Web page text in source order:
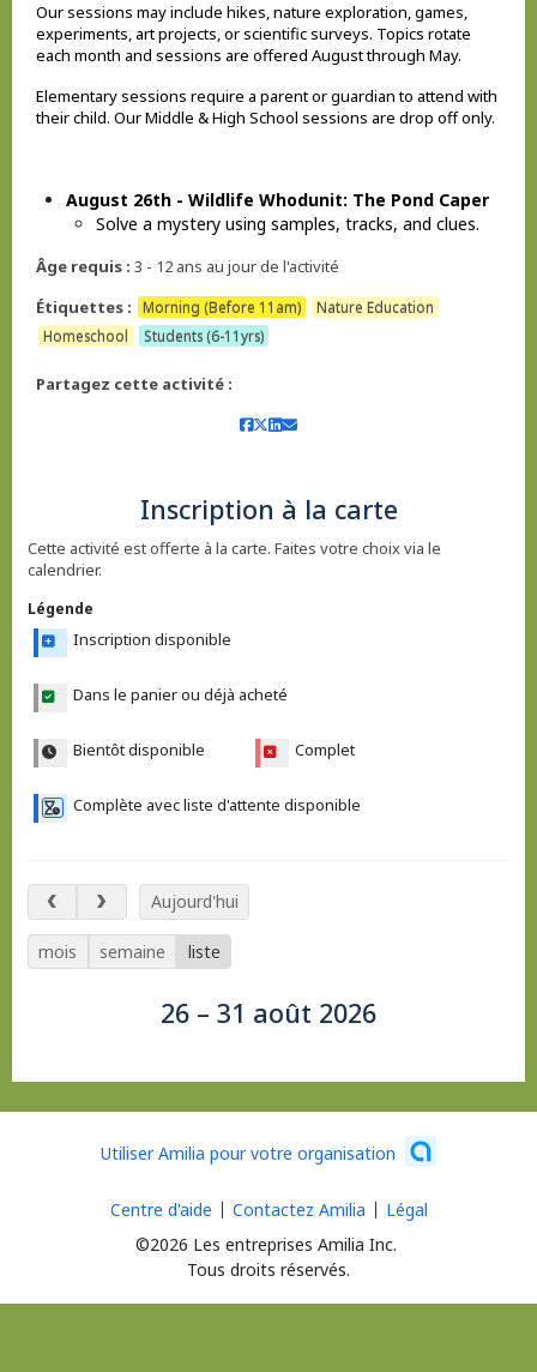
Our sessions may include hikes, nature exploration, games,
experiments, art projects, or scientific surveys. Topics rotate
each month and sessions are offered August through May.
Elementary sessions require a parent or guardian to attend with
their child. Our Middle & High School sessions are drop off only.
August 26th - Wildlife Whodunit: The Pond Caper
Solve a mystery using samples, tracks, and clues.
Âge requis : 3 - 12 ans au jour de l'activité
Étiquettes :
Morning (Before 11am)
Nature Education
Homeschool
Students (6-11yrs)
Partagez cette activité :
Inscription à la carte
Cette activité est offerte à la carte. Faites votre choix via le
calendrier.
Légende
Inscription disponible
Dans le panier ou déjà acheté
Bientôt disponible Complet
Complète avec liste d'attente disponible
26 – 31 août 2026
Aujourd'hui
mois semaine liste
26 – 31 août 2026
Utiliser Amilia pour votre organisation
©2026 Les entreprises Amilia Inc.
Tous droits réservés.
Centre d'aide Contactez Amilia Légal